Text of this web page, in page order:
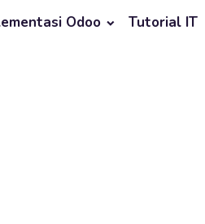
Odoo Tutorial IT